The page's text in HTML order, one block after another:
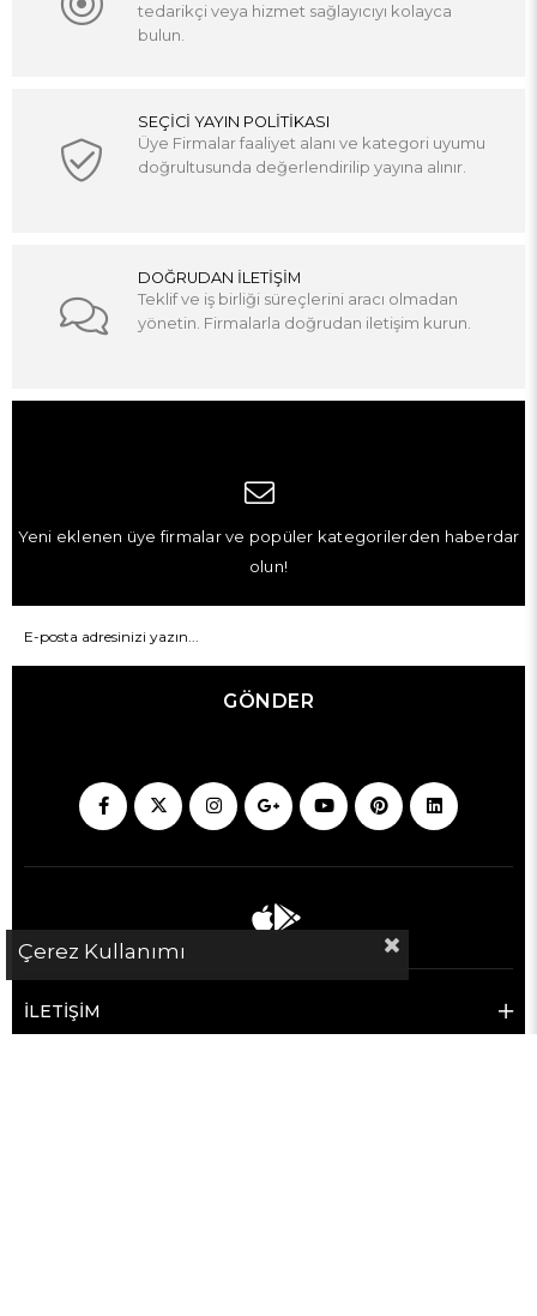
tedarikçi veya hizmet sağlayıcıyı kolayca
bulun.
SEÇİCİ YAYIN POLİTİKASI
Üye Firmalar faaliyet alanı ve kategori uyumu
doğrultusunda değerlendirilip yayına alınır.
DOĞRUDAN İLETİŞİM
Teklif ve iş birliği süreçlerini aracı olmadan
yönetin. Firmalarla doğrudan iletişim kurun.
Yeni eklenen üye firmalar ve popüler kategorilerden haberdar
olun!
GÖNDER
İLETİŞİM
Çerez Kullanımı